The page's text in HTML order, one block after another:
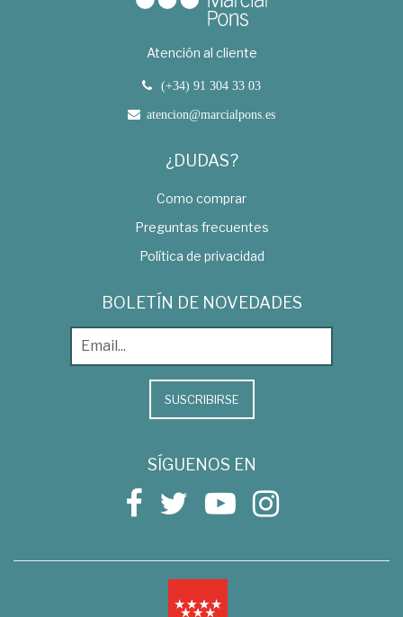
Atención al cliente
(+34) 91 304 33 03
atencion@marcialpons.es
¿DUDAS?
Como comprar
Preguntas frecuentes
Política de privacidad
BOLETÍN DE NOVEDADES
SUSCRIBIRSE
SÍGUENOS EN